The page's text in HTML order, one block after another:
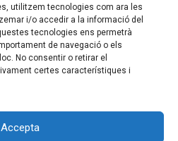
utilitzem tecnologies com ara les
i/o accedir a la informació del
tecnologies ens permetrà
de navegació o els
No consentir o retirar el
certes característiques i
Accepta